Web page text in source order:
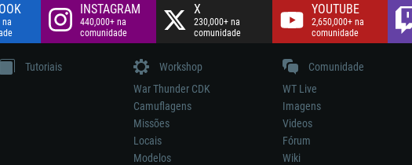
na
INSTAGRAM
440,000+ na
comunidade
X
230,000+ na
comunidade
YOUTUBE
2,650,000+ na
comunidade
Tutoriais
Workshop
War Thunder CDK
Camuflagens
Missões
Locais
Modelos
Comunidade
WT Live
Imagens
Videos
Fórum
Wiki